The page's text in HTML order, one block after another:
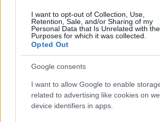
I want to opt-out of Collection, Use,
Retention, Sale, and/or Sharing of my
Personal Data that Is Unrelated with the
Purposes for which it was collected.
Opted Out
Google consents
I want to allow Google to enable
related to advertising like cookies on
device identifiers in apps.